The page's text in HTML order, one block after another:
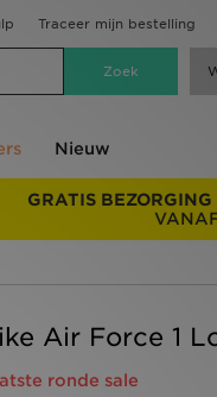
Traceer mijn bestelling
Nieuw
GRATIS
Air Force 1
ronde sale